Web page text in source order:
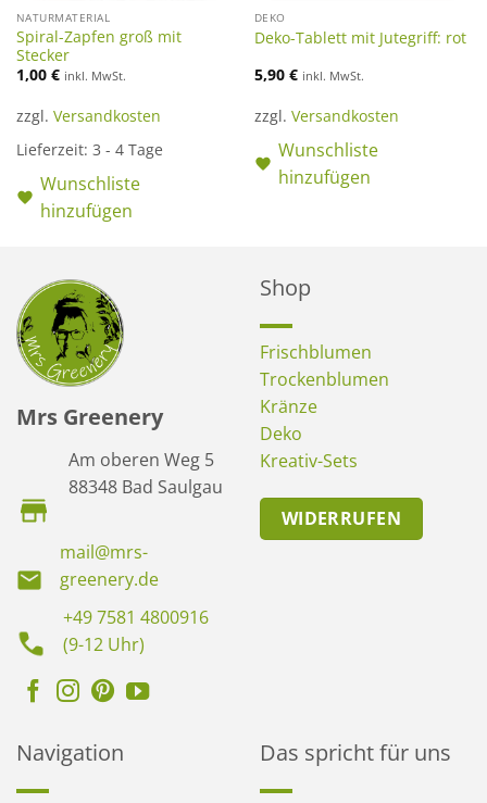
NATURMATERIAL
Spiral-Zapfen groß mit
Stecker
1,00 € inkl. MwSt.
zzgl. Versandkosten
Lieferzeit: 3 - 4 Tage
Wunschliste
hinzufügen
DEKO
Deko-Tablett mit Jutegriff: rot
5,90 € inkl. MwSt.
zzgl. Versandkosten
Wunschliste
hinzufügen
Mrs Greenery
Am oberen Weg 5
88348 Bad Saulgau
mail@mrs-
greenery.de
+49 7581 4800916
(9-12 Uhr)
Shop
Frischblumen
Trockenblumen
Kränze
Deko
Kreativ-Sets
WIDERRUFEN
Navigation Das spricht für uns